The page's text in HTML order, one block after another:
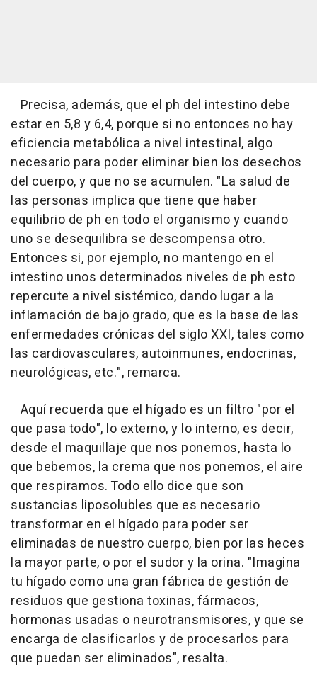
Precisa, además, que el ph del intestino debe
estar en 5,8 y 6,4, porque si no entonces no hay
eficiencia metabólica a nivel intestinal, algo
necesario para poder eliminar bien los desechos
del cuerpo, y que no se acumulen. "La salud de
las personas implica que tiene que haber
equilibrio de ph en todo el organismo y cuando
uno se desequilibra se descompensa otro.
Entonces si, por ejemplo, no mantengo en el
intestino unos determinados niveles de ph esto
repercute a nivel sistémico, dando lugar a la
inflamación de bajo grado, que es la base de las
enfermedades crónicas del siglo XXI, tales como
las cardiovasculares, autoinmunes, endocrinas,
neurológicas, etc.", remarca.
Aquí recuerda que el hígado es un filtro "por el
que pasa todo", lo externo, y lo interno, es decir,
desde el maquillaje que nos ponemos, hasta lo
que bebemos, la crema que nos ponemos, el aire
que respiramos. Todo ello dice que son
sustancias liposolubles que es necesario
transformar en el hígado para poder ser
eliminadas de nuestro cuerpo, bien por las heces
la mayor parte, o por el sudor y la orina. "Imagina
tu hígado como una gran fábrica de gestión de
residuos que gestiona toxinas, fármacos,
hormonas usadas o neurotransmisores, y que se
encarga de clasificarlos y de procesarlos para
que puedan ser eliminados", resalta.